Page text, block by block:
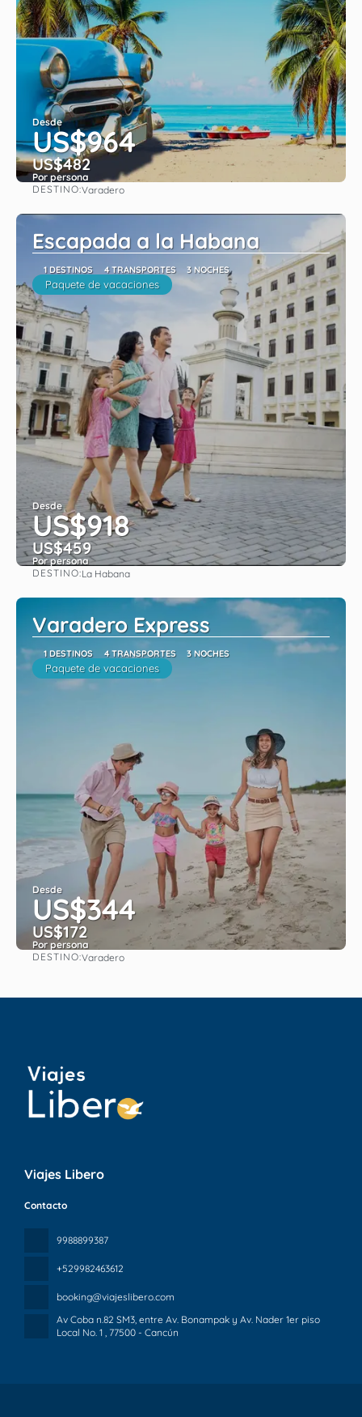
Desde
US$964
US$482
Por persona
DESTINO:Varadero
Escapada a la Habana
1 DESTINOS 4 TRANSPORTES 3 NOCHES
Paquete de vacaciones
Desde
US$918
US$459
Por persona
DESTINO:La Habana
Varadero Express
1 DESTINOS 4 TRANSPORTES 3 NOCHES
Paquete de vacaciones
Desde
US$344
US$172
Por persona
DESTINO:Varadero
Viajes Libero
Contacto
9988899387
+529982463612
booking@viajeslibero.com
Av Coba n.82 SM3, entre Av. Bonampak y Av. Nader 1er piso
Local No. 1 , 77500 - Cancún